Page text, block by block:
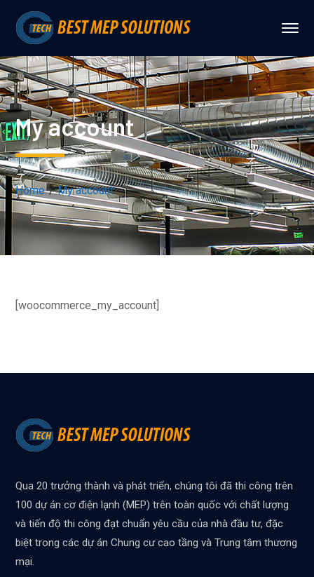
My account
Home My account
[woocommerce_my_account]
Qua 20 trưởng thành và phát triển, chúng tôi đã thi công trên
100 dự án cơ điện lạnh (MEP) trên toàn quốc với chất lượng
và tiến độ thi công đạt chuẩn yêu cầu của nhà đầu tư, đặc
biệt trong các dự án Chung cư cao tầng và Trung tâm thương
mại.